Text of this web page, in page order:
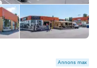
Annons max